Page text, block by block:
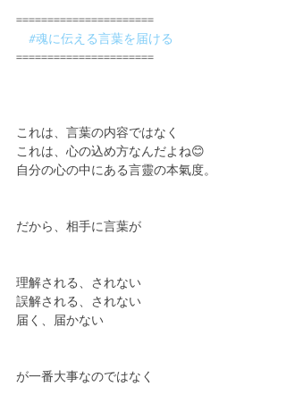
======================
#魂に伝える言葉を届ける
======================
これは、言葉の内容ではなく
これは、心の込め方なんだよね😊
自分の心の中にある言靈の本氣度。
だから、相手に言葉が
理解される、されない
誤解される、されない
届く、届かない
が一番大事なのではなく